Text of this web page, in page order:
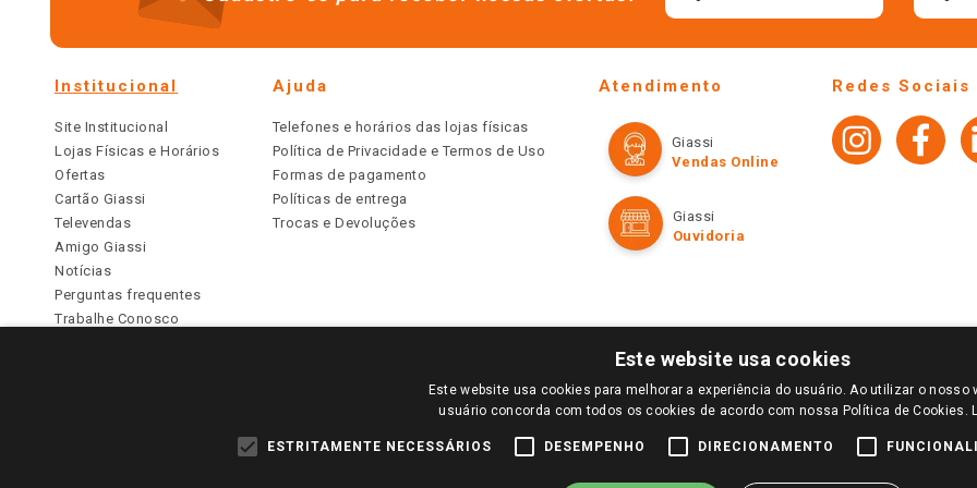
Institucional
Site Institucional
Lojas Físicas e Horários
Ofertas
Cartão Giassi
Televendas
Amigo Giassi
Notícias
Perguntas frequentes
Trabalhe Conosco
Ajuda
Telefones e horários das lojas físicas
Política de Privacidade e Termos de Uso
Formas de pagamento
Políticas de entrega
Trocas e Devoluções
Atendimento
Giassi
Vendas Online
Giassi
Ouvidoria
Redes Sociais
PARA VER OS PREÇOS DA SUA REGIÃO, FAÇA LOGIN E SELECIONE A LOJA DE SUA PREFERÊNCIA. SOMENTE APÓS O LOGIN, OS PREÇOS
TODOS OS PREÇOS E CONDIÇÕES COMERCIAIS DESTE SITE SÃO VÁLIDOS APENAS PARA COMPRAS REALIZADAS NO GIASSI.COM.BR E NA LOJA
DE BUSCAS.
Este website usa cookies
Este website usa cookies para melhorar a experiência do usuário. Ao utilizar o nosso
usuário concorda com todos os cookies de acordo com nossa Política de Cookies.
ESTRITAMENTE NECESSÁRIOS DESEMPENHO DIRECIONAMENTO